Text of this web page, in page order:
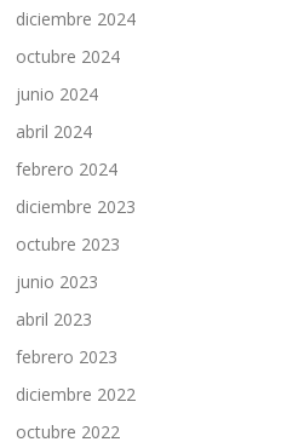
diciembre 2024
octubre 2024
junio 2024
abril 2024
febrero 2024
diciembre 2023
octubre 2023
junio 2023
abril 2023
febrero 2023
diciembre 2022
octubre 2022